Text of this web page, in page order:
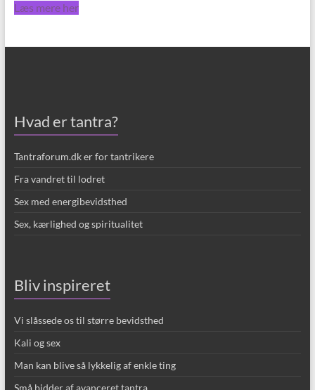
Læs mere her
Hvad er tantra?
Tantraforum.dk er for tantrikere
Fra vandret til lodret
Sex med energibevidsthed
Sex, kærlighed og spiritualitet
Bliv inspireret
Vi slåssede os til større bevidsthed
Kali og sex
Man kan blive så lykkelig af enkle ting
Små bidder af avanceret tantra